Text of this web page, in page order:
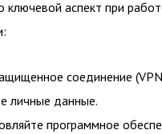
ключевой аспект при
соединение
личные данные.
программное